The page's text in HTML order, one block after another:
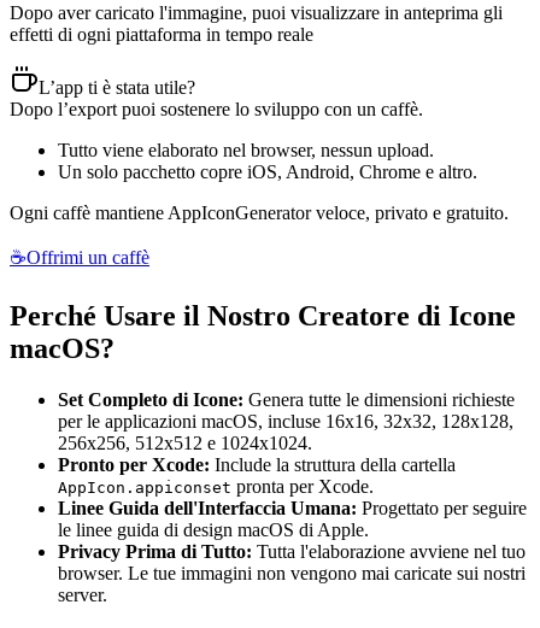
Dopo aver caricato l'immagine, puoi visualizzare in anteprima gli
effetti di ogni piattaforma in tempo reale
L’app ti è stata utile?
Dopo l’export puoi sostenere lo sviluppo con un caffè.
Tutto viene elaborato nel browser, nessun upload.
Un solo pacchetto copre iOS, Android, Chrome e altro.
Ogni caffè mantiene AppIconGenerator veloce, privato e gratuito.
☕Offrimi un caffè
Perché Usare il Nostro Creatore di Icone
macOS?
Set Completo di Icone: Genera tutte le dimensioni richieste
per le applicazioni macOS, incluse 16x16, 32x32, 128x128,
256x256, 512x512 e 1024x1024.
Pronto per Xcode: Include la struttura della cartella
AppIcon.appiconset pronta per Xcode.
Linee Guida dell'Interfaccia Umana: Progettato per seguire
le linee guida di design macOS di Apple.
Privacy Prima di Tutto: Tutta l'elaborazione avviene nel tuo
browser. Le tue immagini non vengono mai caricate sui nostri
server.